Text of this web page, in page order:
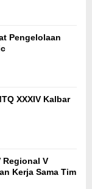
Pengelolaan
XXXIV Kalbar
Regional V
Kerja Sama Tim